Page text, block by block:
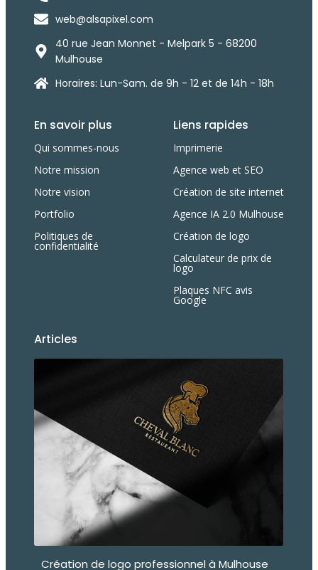
web@alsapixel.com
40 rue Jean Monnet - Melpark 5 - 68200
Mulhouse
Horaires: Lun-Sam. de 9h - 12 et de 14h - 18h
En savoir plus
Qui sommes-nous
Notre mission
Notre vision
Portfolio
Politiques de
confidentialité
Liens rapides
Imprimerie
Agence web et SEO
Création de site internet
Agence IA 2.0 Mulhouse
Création de logo
Calculateur de prix de
logo
Plaques NFC avis
Google
Articles
Création de logo professionnel à Mulhouse